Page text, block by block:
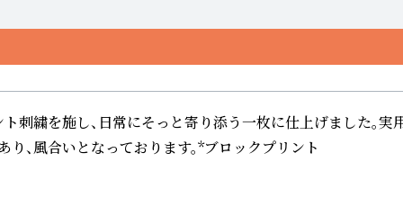
を施し、日常にそっと寄り添う一枚に仕上げました
、風合いとなっております。*ブロックプリント